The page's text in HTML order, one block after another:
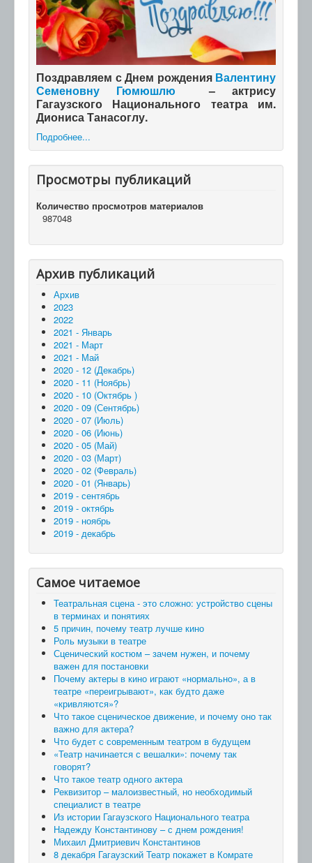
Поздравляем с Днем рождения Валентину
Семеновну Гюмюшлю – актрису
Гагаузского Национального театра им.
Диониса Танасоглу.
Подробнее...
Просмотры публикаций
Количество просмотров материалов
987048
Архив публикаций
Архив
2023
2022
2021 - Январь
2021 - Март
2021 - Май
2020 - 12 (Декабрь)
2020 - 11 (Ноябрь)
2020 - 10 (Октябрь )
2020 - 09 (Сентябрь)
2020 - 07 (Июль)
2020 - 06 (Июнь)
2020 - 05 (Май)
2020 - 03 (Март)
2020 - 02 (Февраль)
2020 - 01 (Январь)
2019 - сентябрь
2019 - октябрь
2019 - ноябрь
2019 - декабрь
Самое читаемое
Театральная сцена - это сложно: устройство сцены
в терминах и понятиях
5 причин, почему театр лучше кино
Роль музыки в театре
Сценический костюм – зачем нужен, и почему
важен для постановки
Почему актеры в кино играют «нормально», а в
театре «переигрывают», как будто даже
«кривляются»?
Что такое сценическое движение, и почему оно так
важно для актера?
Что будет с современным театром в будущем
«Театр начинается с вешалки»: почему так
говорят?
Что такое театр одного актера
Реквизитор – малоизвестный, но необходимый
специалист в театре
Из истории Гагаузского Национального театра
Надежду Константинову – с днем рождения!
Михаил Дмитриевич Константинов
8 декабря Гагаузский Театр покажет в Комрате